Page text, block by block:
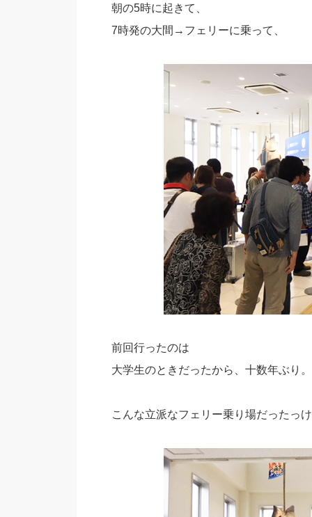
朝の5時に起きて、
7時発の大間→フェリーに乗って、
前回行ったのは
大学生のときだったから、十数年ぶり。
こんな立派なフェリー乗り場だったっ